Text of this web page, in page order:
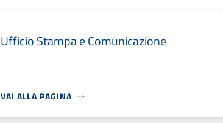
Ufficio Stampa e Comunicazione
VAI ALLA PAGINA